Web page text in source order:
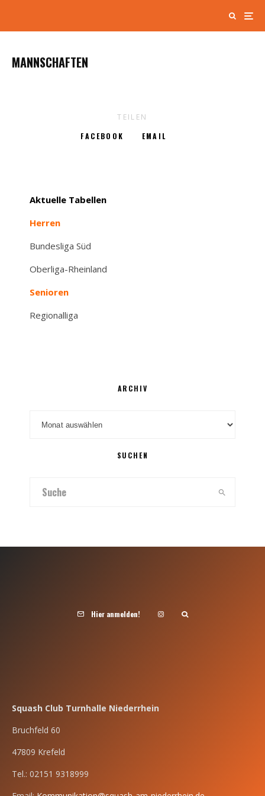
MANNSCHAFTEN
TEILEN
FACEBOOK
EMAIL
Aktuelle Tabellen
Herren
Bundesliga Süd
Oberliga-Rheinland
Senioren
Regionalliga
ARCHIV
SUCHEN
Hier anmelden!
Squash Club Turnhalle Niederrhein
Bruchfeld 60
47809 Krefeld
Tel.: 02151 9318999